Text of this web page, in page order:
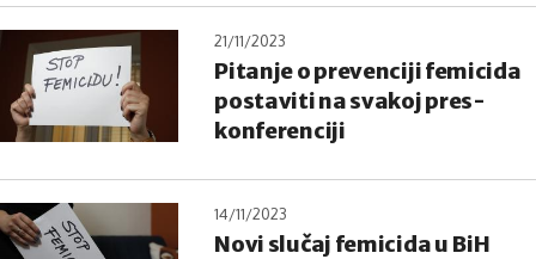
Saradnja sa medijima
Pretraga
21/11/2023
Pitanje o prevenciji femicida
postaviti na svakoj pres-
konferenciji
14/11/2023
Novi slučaj femicida u BiH